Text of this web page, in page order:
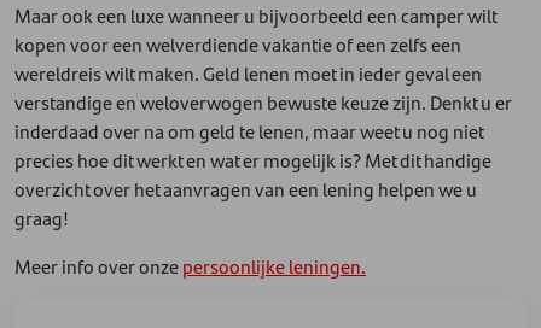
Maar ook een luxe wanneer u bijvoorbeeld een camper wilt
kopen voor een welverdiende vakantie of een zelfs een
wereldreis wilt maken. Geld lenen moet in ieder geval een
verstandige en weloverwogen bewuste keuze zijn. Denkt u er
inderdaad over na om geld te lenen, maar weet u nog niet
precies hoe dit werkt en wat er mogelijk is? Met dit handige
overzicht over het aanvragen van een lening helpen we u
graag!
Meer info over onzepersoonlijke leningen.